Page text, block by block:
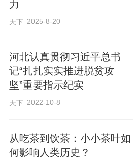
力
天下 2025-8-20
河北认真贯彻习近平总书
记“扎扎实实推进脱贫攻
坚”重要指示纪实
天下 2022-10-8
从吃茶到饮茶：小小茶叶如
何影响人类历史？